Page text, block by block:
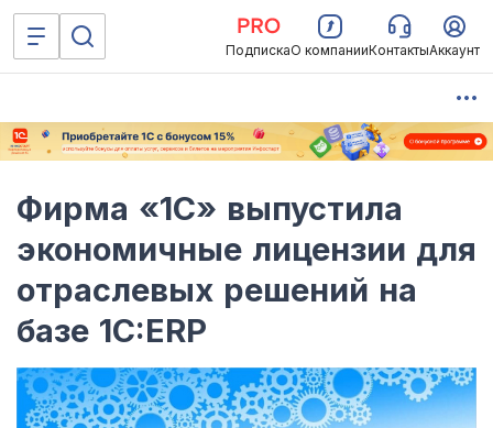
ПодпискаО компанииКонтактыАккаунт
Фирма «1С» выпустила
экономичные лицензии для
отраслевых решений на
базе 1C:ERP